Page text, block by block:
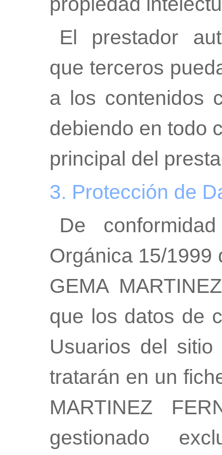
El prestador
que terceros
a los contenidos
debiendo en todo
principal del
3. Protección de
De
Orgánica 15/1999
GEMA
que los datos de
Usuarios del
tratarán en un
MARTINEZ
gestionado